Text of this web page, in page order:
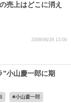
売上はどこに消え
2008/06/26 13:00
”小山慶一郎に期
小山慶一郎